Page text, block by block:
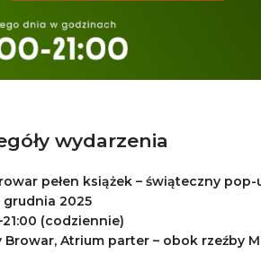
wydarzenia
pełen książek – świąteczny
grudnia 2025
(codziennie)
Browar, Atrium parter – obok rzeźby